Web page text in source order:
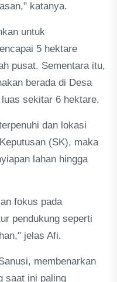
katanya.
untuk
5 hektare
pusat. Sementara itu,
berada di Desa
sekitar 6 hektare.
dan lokasi
(SK), maka
lahan hingga
fokus pada
pendukung seperti
jelas Afi.
membenarkan
saat ini paling